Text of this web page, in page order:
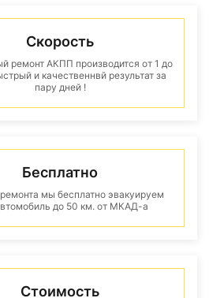
Скорость
ремонт АКПП производится от 1 до
и качественнвй результат за
пару дней !
Бесплатно
мы бесплатно эвакуируем
до 50 км. от МКАД-а
Стоимость